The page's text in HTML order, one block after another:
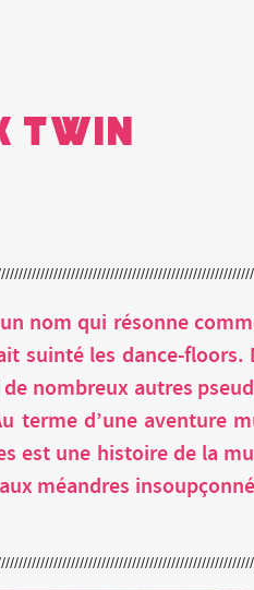
Twin
nom qui résonne
suinté les dance-floors.
nombreux autres
terme d’une aventure
est une histoire de la
méandres